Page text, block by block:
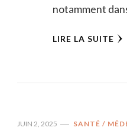
notamment
LIRE LA SUITE
JUIN 2, 2025 SANTÉ /